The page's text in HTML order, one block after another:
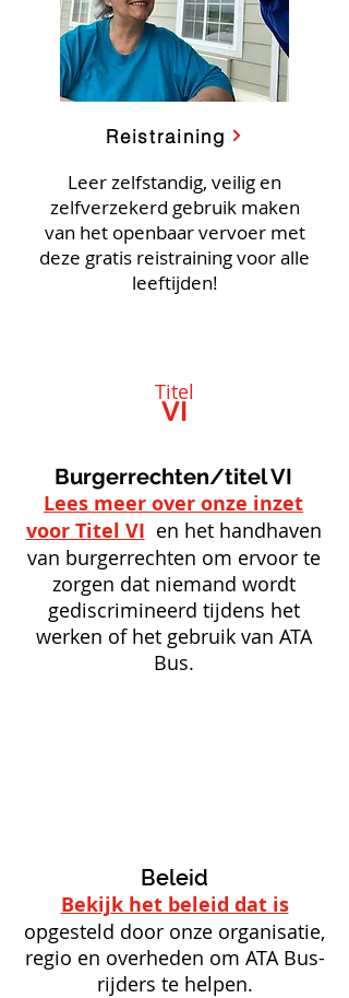
Reistraining
Leer zelfstandig, veilig en
zelfverzekerd gebruik maken
van het openbaar vervoer met
deze gratis reistraining voor alle
leeftijden!
VI
Titel
Burgerrechten/titel VI
Lees meer over onze inzet
voor Titel VI en het handhaven
van burgerrechten om ervoor te
zorgen dat niemand wordt
gediscrimineerd tijdens het
werken of het gebruik van ATA
Bus.
Beleid
Bekijk het beleid dat is
opgesteld door onze organisatie,
regio en overheden om ATA Bus-
rijders te helpen.